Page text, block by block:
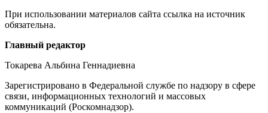
При использовании материалов сайта ссылка на источник
обязательна.
Редакция
Главный редактор
Токарева Альбина Геннадиевна
Зарегистрировано в Федеральной службе по надзору в сфере
связи, информационных технологий и массовых
коммуникаций (Роскомнадзор).